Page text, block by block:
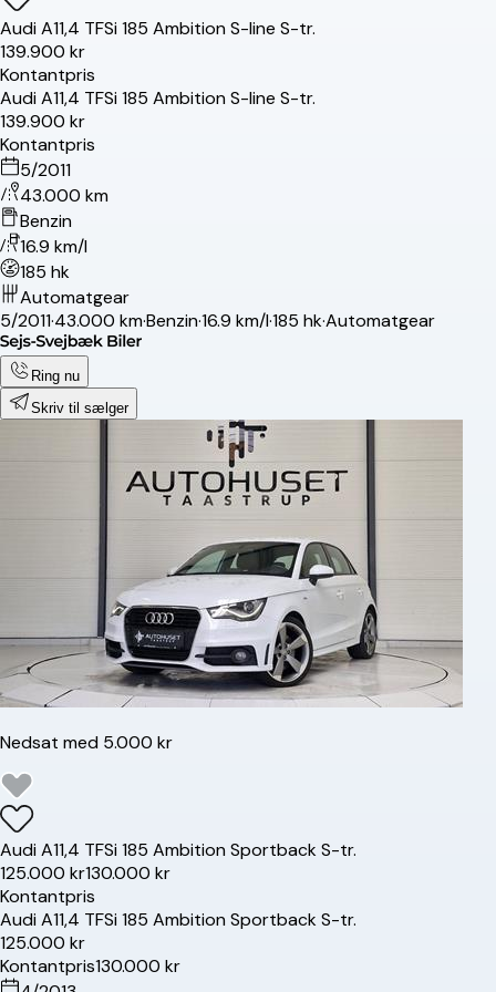
AudiA11,4 TFSi 185 Ambition S-line S-tr.
139.900 kr
Kontantpris
AudiA11,4 TFSi 185 Ambition S-line S-tr.
139.900 kr
Kontantpris
5/2011
43.000 km
Benzin
16.9 km/l
185 hk
Automatgear
5/2011·43.000 km·Benzin·16.9 km/l·185 hk·Automatgear
Ring nu
Skriv til sælger
Nedsat med 5.000 kr
AudiA11,4 TFSi 185 Ambition Sportback S-tr.
125.000 kr130.000 kr
Kontantpris
AudiA11,4 TFSi 185 Ambition Sportback S-tr.
125.000 kr
Kontantpris130.000 kr